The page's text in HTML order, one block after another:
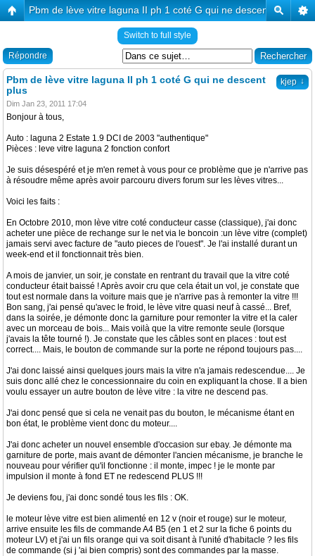
Pbm de lève vitre laguna II ph 1 coté G qui ne descent plus
Switch to full style
Répondre
kjep ↓
Pbm de lève vitre laguna II ph 1 coté G qui ne descent
plus
Dim Jan 23, 2011 17:04
Bonjour à tous,
Auto : laguna 2 Estate 1.9 DCI de 2003 "authentique"
Pièces : leve vitre laguna 2 fonction confort
Je suis désespéré et je m'en remet à vous pour ce problème que je n'arrive pas
à résoudre même après avoir parcouru divers forum sur les lèves vitres...
Voici les faits :
En Octobre 2010, mon lève vitre coté conducteur casse (classique), j'ai donc
acheter une pièce de rechange sur le net via le boncoin :un lève vitre (complet)
jamais servi avec facture de "auto pieces de l'ouest". Je l'ai installé durant un
week-end et il fonctionnait très bien.
A mois de janvier, un soir, je constate en rentrant du travail que la vitre coté
conducteur était baissé ! Après avoir cru que cela était un vol, je constate que
tout est normale dans la voiture mais que je n'arrive pas à remonter la vitre !!!
Bon sang, j'ai pensé qu'avec le froid, le lève vitre quasi neuf à cassé... Bref,
dans la soirée, je démonte donc la garniture pour remonter la vitre et la caler
avec un morceau de bois... Mais voilà que la vitre remonte seule (lorsque
j'avais la tête tourné !). Je constate que les câbles sont en places : tout est
correct.... Mais, le bouton de commande sur la porte ne répond toujours pas....
J'ai donc laissé ainsi quelques jours mais la vitre n'a jamais redescendue.... Je
suis donc allé chez le concessionnaire du coin en expliquant la chose. Il a bien
voulu essayer un autre bouton de lève vitre : la vitre ne descend pas.
J'ai donc pensé que si cela ne venait pas du bouton, le mécanisme étant en
bon état, le problème vient donc du moteur....
J'ai donc acheter un nouvel ensemble d'occasion sur ebay. Je démonte ma
garniture de porte, mais avant de démonter l'ancien mécanisme, je branche le
nouveau pour vérifier qu'il fonctionne : il monte, impec ! je le monte par
impulsion il monte à fond ET ne redescend PLUS !!!
Je deviens fou, j'ai donc sondé tous les fils : OK.
le moteur lève vitre est bien alimenté en 12 v (noir et rouge) sur le moteur,
arrive ensuite les fils de commande A4 B5 (en 1 et 2 sur la fiche 6 points du
moteur LV) et j'ai un fils orange qui va soit disant à l'unité d'habitacle ? les fils
de commande (si j 'ai bien compris) sont des commandes par la masse.